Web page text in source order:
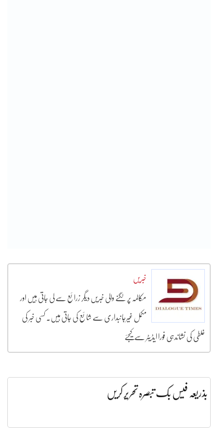
خبریں
مکالمہ پر لگنے والی خبریں دیگر زرائع سے لی جاتی ہیں اور
مکمل غیرجانبداری سے شائع کی جاتی ہیں۔ کسی خبر کی
غلطی کی نشاندہی فورا ایڈیٹر سے کیجئے
بذریعہ فیس بک تبصرہ تحریر کریں